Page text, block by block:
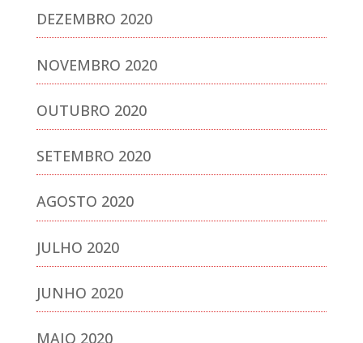
DEZEMBRO 2020
NOVEMBRO 2020
OUTUBRO 2020
SETEMBRO 2020
AGOSTO 2020
JULHO 2020
JUNHO 2020
MAIO 2020